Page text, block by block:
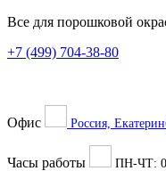
Все для порошковой
+7 (499) 704-38-80
Офис Россия,
Часы работы ПН-ЧТ: